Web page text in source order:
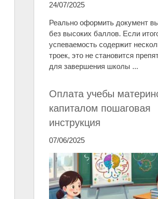
24/07/2025
Реально оформить документ
без высоких баллов. Если
успеваемость содержит
троек, это не становится
для завершения школы ...
Оплата учебы
капиталом пошаговая
инструкция
07/06/2025